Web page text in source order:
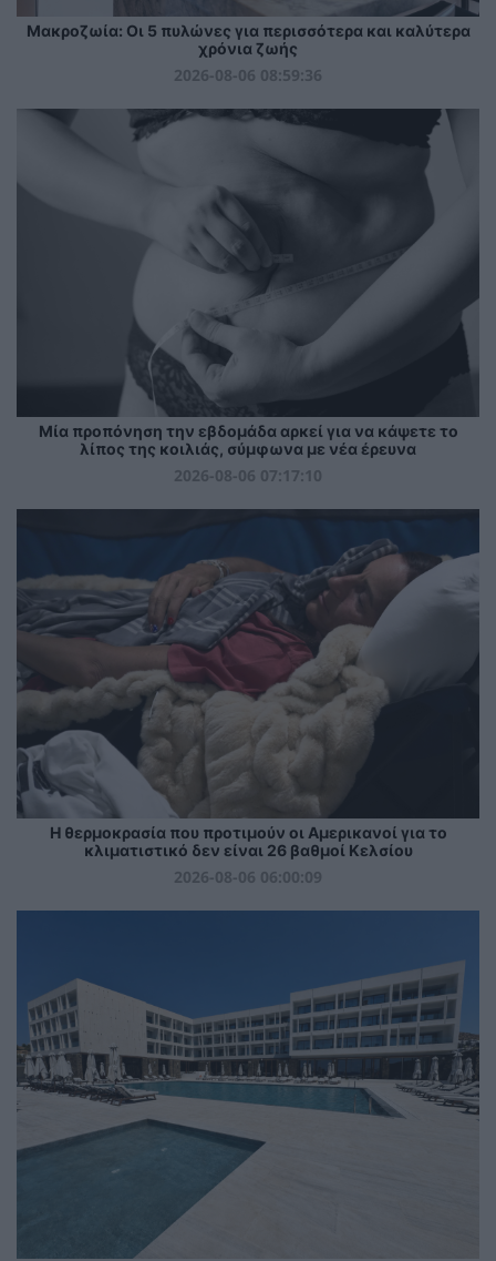
Mακροζωία: Οι 5 πυλώνες για περισσότερα και καλύτερα
χρόνια ζωής
2026-08-06 08:59:36
Μία προπόνηση την εβδομάδα αρκεί για να κάψετε το
λίπος της κοιλιάς, σύμφωνα με νέα έρευνα
2026-08-06 07:17:10
Η θερμοκρασία που προτιμούν οι Αμερικανοί για το
κλιματιστικό δεν είναι 26 βαθμοί Κελσίου
2026-08-06 06:00:09